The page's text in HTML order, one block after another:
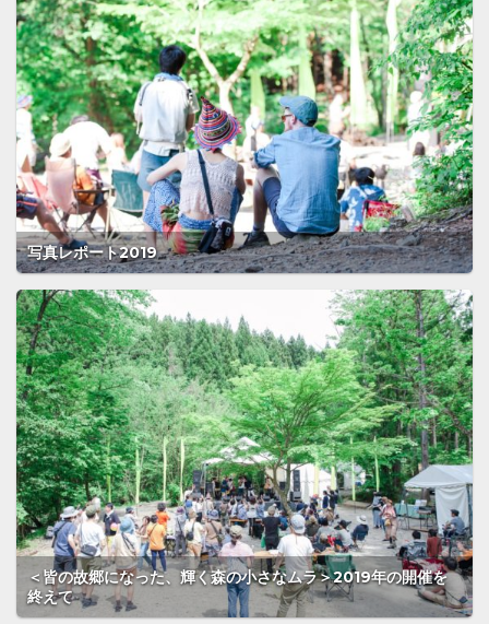
写真レポート2019
＜皆の故郷になった、輝く森の小さなムラ＞2019年の開催を
終えて